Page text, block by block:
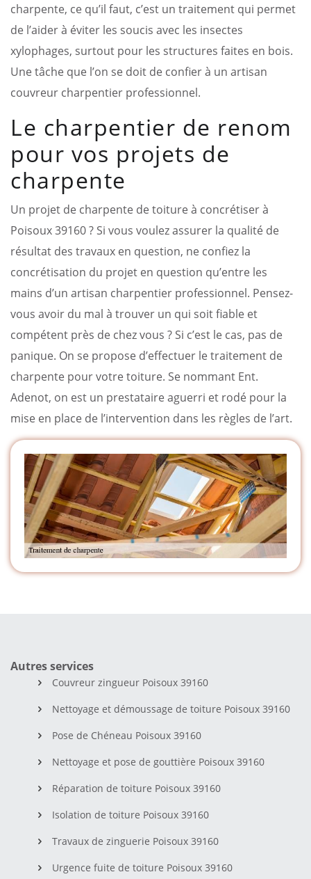
charpente, ce qu’il faut, c’est un traitement qui permet
de l’aider à éviter les soucis avec les insectes
xylophages, surtout pour les structures faites en bois.
Une tâche que l’on se doit de confier à un artisan
couvreur charpentier professionnel.
Le charpentier de renom
pour vos projets de
charpente
Un projet de charpente de toiture à concrétiser à
Poisoux 39160 ? Si vous voulez assurer la qualité de
résultat des travaux en question, ne confiez la
concrétisation du projet en question qu’entre les
mains d’un artisan charpentier professionnel. Pensez-
vous avoir du mal à trouver un qui soit fiable et
compétent près de chez vous ? Si c’est le cas, pas de
panique. On se propose d’effectuer le traitement de
charpente pour votre toiture. Se nommant Ent.
Adenot, on est un prestataire aguerri et rodé pour la
mise en place de l’intervention dans les règles de l’art.
Autres services
Couvreur zingueur Poisoux 39160
Nettoyage et démoussage de toiture Poisoux 39160
Pose de Chéneau Poisoux 39160
Nettoyage et pose de gouttière Poisoux 39160
Réparation de toiture Poisoux 39160
Isolation de toiture Poisoux 39160
Travaux de zinguerie Poisoux 39160
Urgence fuite de toiture Poisoux 39160